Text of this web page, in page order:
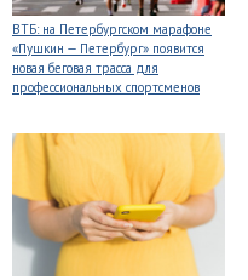
ВТБ: на Петербургском марафоне
«Пушкин — Петербург» появится
новая беговая трасса для
профессиональных спортсменов